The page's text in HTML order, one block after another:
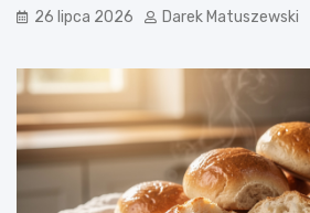
26 lipca 2026 Darek Matuszewski